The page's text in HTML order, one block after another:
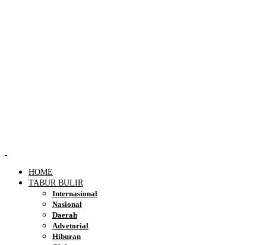
HOME
TABUR BULIR
Internasional
Nasional
Daerah
Advetorial
Hiburan